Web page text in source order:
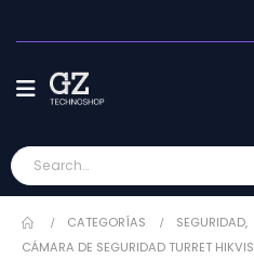
CATEGORÍAS SEGURIDAD,
CÁMARA DE SEGURIDAD TURRET